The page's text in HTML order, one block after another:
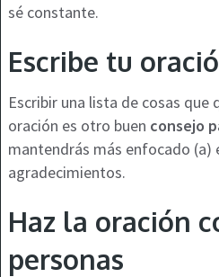
sé constante.
Escribe tu
Escribir una lista de cosas que
oración es otro buen consejo
mantendrás más enfocado (a)
agradecimientos.
Haz la oración
personas